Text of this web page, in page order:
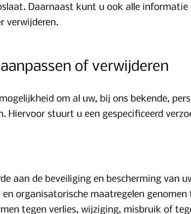
Daarnaast kunt u ook alle informatie
verwijderen.
of verwijderen
om al uw, bij ons bekende,
Hiervoor stuurt u een gespecificeerd
aan de beveiliging en bescherming van
organisatorische maatregelen genomen
tegen verlies, wijziging, misbruik of